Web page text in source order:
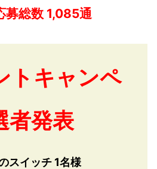
総数 1,085通
トキャンペ
者発表
スイッチ 1名様